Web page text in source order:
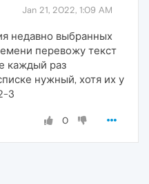
Jan 21, 2022, 1:09 AM
недавно выбранных
перевожу текст
каждый раз
нужный, хотя их у
3
0